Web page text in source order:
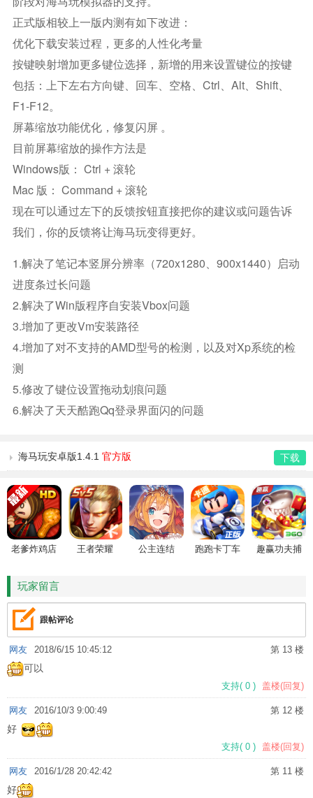
正式版相较上一版内测有如下改进：
优化下载安装过程，更多的人性化考量
按键映射增加更多键位选择，新增的用来设置键位的按键
包括：上下左右方向键、回车、空格、ctrl、alt、shift、
F1-F12。
屏幕缩放功能优化，修复闪屏 。
目前屏幕缩放的操作方法是
Windows版： Ctrl + 滚轮
Mac 版： Command + 滚轮
现在可以通过左下的反馈按钮直接把你的建议或问题告诉
我们，你的反馈将让海马玩变得更好。
1.解决了笔记本竖屏分辨率（720x1280、900x1440）启动
进度条过长问题
2.解决了win版程序自安装vbox问题
3.增加了更改vm安装路径
4.增加了对不支持的AMD型号的检测，以及对xp系统的检
测
5.修改了键位设置拖动划痕问题
6.解决了天天酷跑qq登录界面闪的问题
海马玩安卓版1.4.1 官方版 下载
老爹炸鸡店
王者荣耀 公主连结 跑跑卡丁车
趣赢功夫捕
玩家留言
跟帖评论
第 13 楼
网友 2018/6/15 10:45:12
可以
支持( 0 ) 盖楼(回复)
第 12 楼
网友 2016/10/3 9:00:49
好
支持( 0 ) 盖楼(回复)
第 11 楼
网友 2016/1/28 20:42:42
好